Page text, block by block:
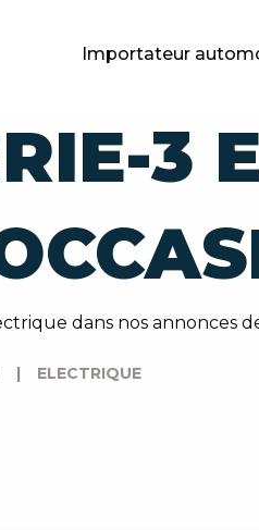
Importateur
3
dans nos annonces
| ELECTRIQUE